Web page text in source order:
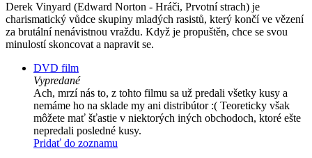
Derek Vinyard (Edward Norton - Hráči, Prvotní strach) je
charismatický vůdce skupiny mladých rasistů, který končí ve vězení
za brutální nenávistnou vraždu. Když je propuštěn, chce se svou
minulostí skoncovat a napravit se.
DVD film
Vypredané
Ach, mrzí nás to, z tohto filmu sa už predali všetky kusy a
nemáme ho na sklade my ani distribútor :( Teoreticky však
môžete mať šťastie v niektorých iných obchodoch, ktoré ešte
nepredali posledné kusy.
Pridať do zoznamu